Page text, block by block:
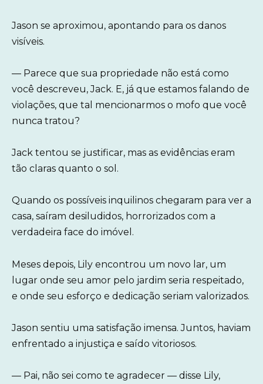
Jason se aproximou, apontando para os danos
visíveis.
— Parece que sua propriedade não está como
você descreveu, Jack. E, já que estamos falando de
violações, que tal mencionarmos o mofo que você
nunca tratou?
Jack tentou se justificar, mas as evidências eram
tão claras quanto o sol.
Quando os possíveis inquilinos chegaram para ver a
casa, saíram desiludidos, horrorizados com a
verdadeira face do imóvel.
Meses depois, Lily encontrou um novo lar, um
lugar onde seu amor pelo jardim seria respeitado,
e onde seu esforço e dedicação seriam valorizados.
Jason sentiu uma satisfação imensa. Juntos, haviam
enfrentado a injustiça e saído vitoriosos.
— Pai, não sei como te agradecer — disse Lily,